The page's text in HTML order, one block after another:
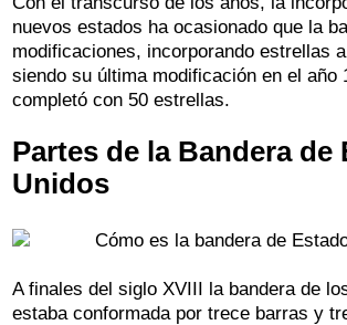
nuevos estados ha ocasionado que la
modificaciones, incorporando estrellas
siendo su última modificación en el año
completó con 50 estrellas.
Partes de la Bandera de
Unidos
A finales del siglo XVIII la bandera de
estaba conformada por trece barras y